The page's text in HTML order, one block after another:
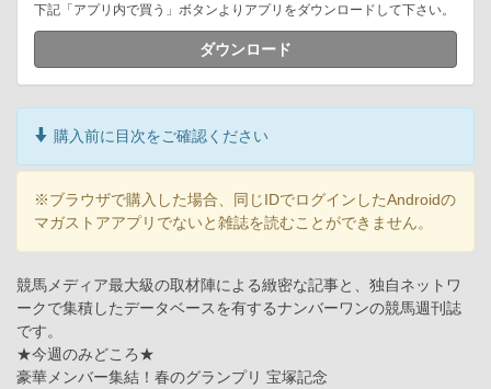
下記「アプリ内で買う」ボタンよりアプリをダウンロードして下さい。
ダウンロード
購入前に目次をご確認ください
※ブラウザで購入した場合、同じIDでログインしたAndroidの
マガストアアプリでないと雑誌を読むことができません。
競馬メディア最大級の取材陣による緻密な記事と、独自ネットワ
ークで集積したデータベースを有するナンバーワンの競馬週刊誌
です。
★今週のみどころ★
豪華メンバー集結！春のグランプリ 宝塚記念